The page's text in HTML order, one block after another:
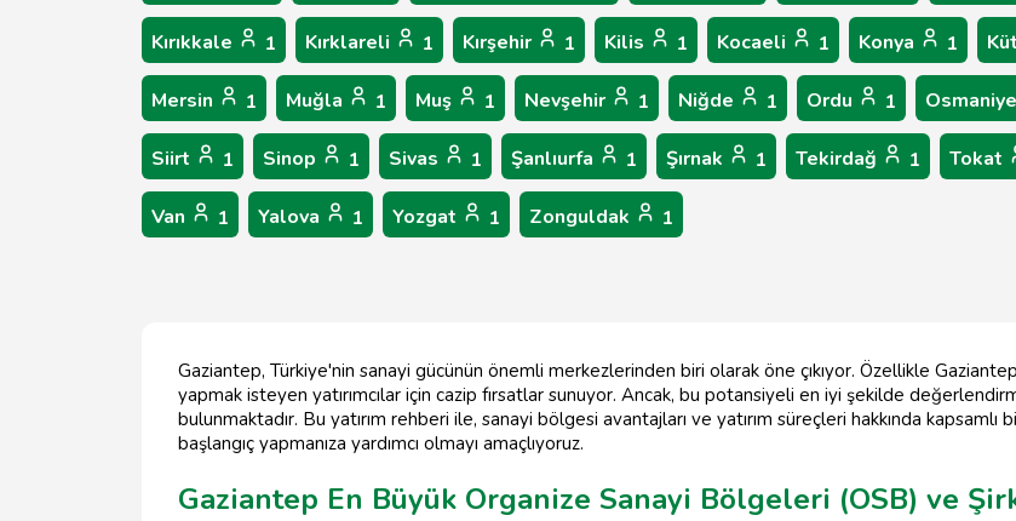
Kırıkkale 1 Kırklareli 1 Kırşehir 1 Kilis 1 Kocaeli 1 Konya 1
Mersin 1 Muğla 1 Muş 1 Nevşehir 1 Niğde 1 Ordu 1 Osmaniye
Siirt 1 Sinop 1 Sivas 1 Şanlıurfa 1 Şırnak 1 Tekirdağ 1 Tokat
Van 1 Yalova 1 Yozgat 1 Zonguldak 1
Gaziantep, Türkiye'nin sanayi gücünün önemli merkezlerinden biri olarak öne çıkıyor. Özellikle
yapmak isteyen yatırımcılar için cazip fırsatlar sunuyor. Ancak, bu potansiyeli en iyi şekilde
bulunmaktadır. Bu yatırım rehberi ile, sanayi bölgesi avantajları ve yatırım süreçleri hakkında kapsamlı
başlangıç yapmanıza yardımcı olmayı amaçlıyoruz.
Gaziantep En Büyük Organize Sanayi Bölgeleri (OSB) ve